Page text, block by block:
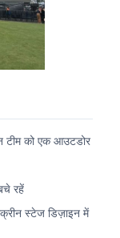
टीम को एक आउटडोर
रहें
स्टेज डिज़ाइन में